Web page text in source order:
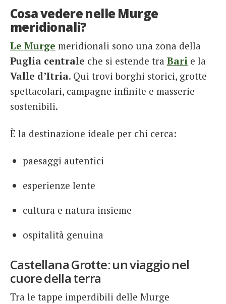
Cosa vedere nelle Murge
meridionali?
Le Murge meridionali sono una zona della
Puglia centrale che si estende tra Bari e la
Valle d’Itria. Qui trovi borghi storici, grotte
spettacolari, campagne infinite e masserie
sostenibili.
È la destinazione ideale per chi cerca:
paesaggi autentici
esperienze lente
cultura e natura insieme
ospitalità genuina
Castellana Grotte: un viaggio nel
cuore della terra
Tra le tappe imperdibili delle Murge